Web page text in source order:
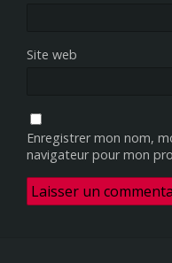
Site web
Enregistrer mon nom,
navigateur pour mon